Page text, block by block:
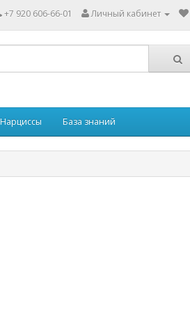
+7 920 606-66-01 Личный кабинет
Нарциссы База знаний